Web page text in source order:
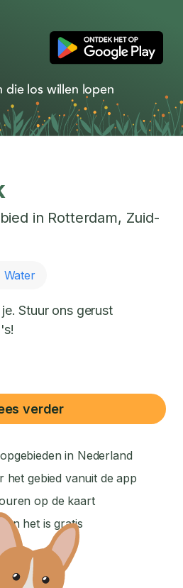
los willen lopen
in Rotterdam, Zuid-
Water
Stuur ons gerust
verder
in Nederland
het gebied vanuit de app
op de kaart
en het is gratis